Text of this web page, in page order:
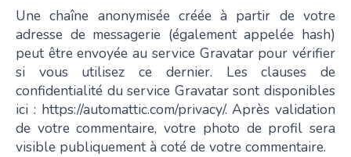
Une chaîne anonymisée créée à partir de votre
adresse de messagerie (également appelée hash)
peut être envoyée au service Gravatar pour vérifier
si vous utilisez ce dernier. Les clauses de
confidentialité du service Gravatar sont disponibles
ici : https://automattic.com/privacy/. Après validation
de votre commentaire, votre photo de profil sera
visible publiquement à coté de votre commentaire.